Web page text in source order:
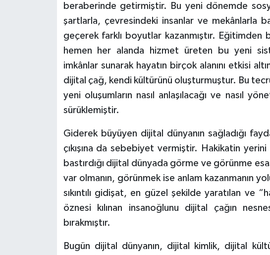
beraberinde getirmiştir. Bu yeni dönemde
şartlarla, çevresindeki insanlar ve mekânlarla
geçerek farklı boyutlar kazanmıştır.
hemen her alanda hizmet üreten bu yeni
imkânlar sunarak hayatın birçok alanını etkisi
dijital çağ, kendi kültürünü oluşturmuştur. Bu
yeni oluşumların nasıl anlaşılacağı ve nasıl
sürüklemiştir.
Giderek büyüyen dijital dünyanın sağladığı
çıkışına da sebebiyet vermiştir. Hakikatin yerini
bastırdığı dijital dünyada görme ve görünme
var olmanın, görünmek ise anlam kazanmanın
sıkıntılı gidişat, en güzel şekilde yaratılan ve
öznesi kılınan insanoğlunu dijital çağın
bırakmıştır.
Bugün dijital dünyanın, dijital kimlik, dijital
Diyarbakır Müftülüğü
Düzce Müftülüğü
Edirne Müftülüğü
Elazığ Müftülüğü
Erzincan Müftülüğü
Erzurum Müftülüğü
Eskişehir Müftülüğü
Giresun Müftülüğü
İhtida Haberleri